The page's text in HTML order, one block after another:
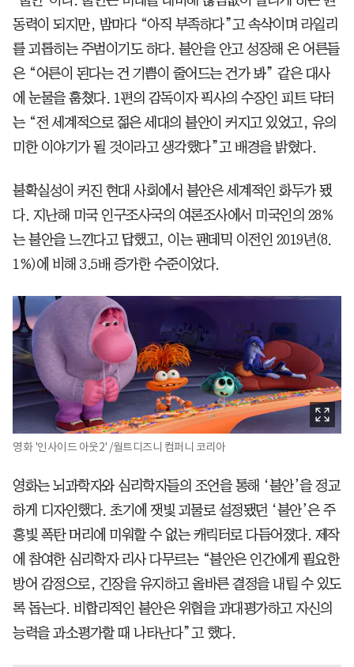
동력이 되지만, 밤마다 “아직 부족하다”고 속삭이며 라일리
를 괴롭히는 주범이기도 하다. 불안을 안고 성장해 온 어른들
은 “어른이 된다는 건 기쁨이 줄어드는 건가 봐” 같은 대사
에 눈물을 훔쳤다. 1편의 감독이자 픽사의 수장인 피트 닥터
는 “전 세계적으로 젊은 세대의 불안이 커지고 있었고, 유의
미한 이야기가 될 것이라고 생각했다”고 배경을 밝혔다.
불확실성이 커진 현대 사회에서 불안은 세계적인 화두가 됐
다. 지난해 미국 인구조사국의 여론조사에서 미국인의 28%
는 불안을 느낀다고 답했고, 이는 팬데믹 이전인 2019년(8.
1%)에 비해 3.5배 증가한 수준이었다.
영화 '인사이드 아웃2' /월트디즈니 컴퍼니 코리아
영화는 뇌과학자와 심리학자들의 조언을 통해 ‘불안’을 정교
하게 디자인했다. 초기에 잿빛 괴물로 설정됐던 ‘불안’은 주
홍빛 폭탄 머리에 미워할 수 없는 캐릭터로 다듬어졌다. 제작
에 참여한 심리학자 리사 다무르는 “불안은 인간에게 필요한
방어 감정으로, 긴장을 유지하고 올바른 결정을 내릴 수 있도
록 돕는다. 비합리적인 불안은 위협을 과대평가하고 자신의
능력을 과소평가할 때 나타난다”고 했다.